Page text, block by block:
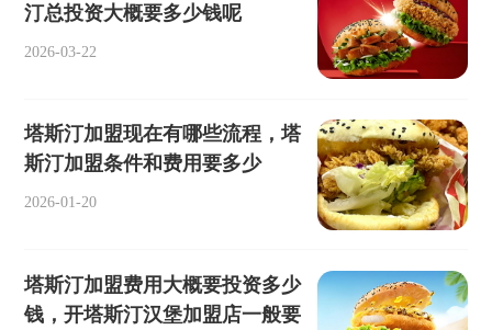
汀总投资大概要多少钱呢
2026-03-22
塔斯汀加盟现在有哪些流程，塔
斯汀加盟条件和费用要多少
2026-01-20
塔斯汀加盟费用大概要投资多少
钱，开塔斯汀汉堡加盟店一般要